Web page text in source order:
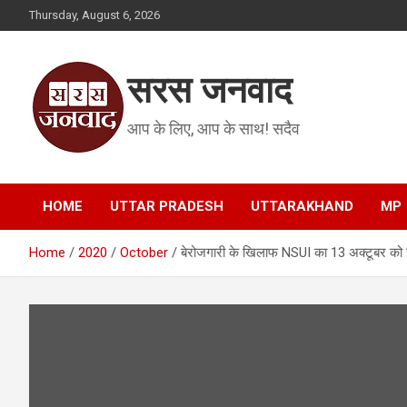
to
Thursday, August 6, 2026
सरस जनवाद
आप के लिए, आप के साथ! सदैव
HOME UTTAR PRADESH UTTARAKHAND MP
Home 2020 October बेरोजगारी के खिलाफ NSUI का 13 अक्टूबर